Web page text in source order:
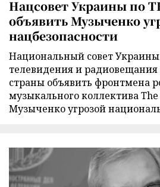
Нацсовет Украины по
объявить Музыченко
нацбезопасности
Национальный совет
телевидения и
страны объявить фронтмена
музыкального коллектива
Музыченко угрозой